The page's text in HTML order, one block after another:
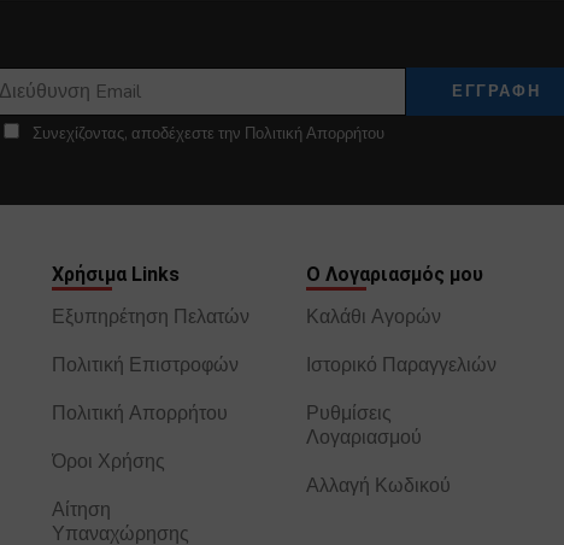
Συνεχίζοντας, αποδέχεστε την Πολιτική Απορρήτου
Χρήσιμα Links
Εξυπηρέτηση Πελατών
Πολιτική Επιστροφών
Πολιτική Απορρήτου
Όροι Χρήσης
Αίτηση
Υπαναχώρησης
Ο Λογαριασμός μου
Καλάθι Αγορών
Ιστορικό Παραγγελιών
Ρυθμίσεις
Λογαριασμού
Αλλαγή Κωδικού